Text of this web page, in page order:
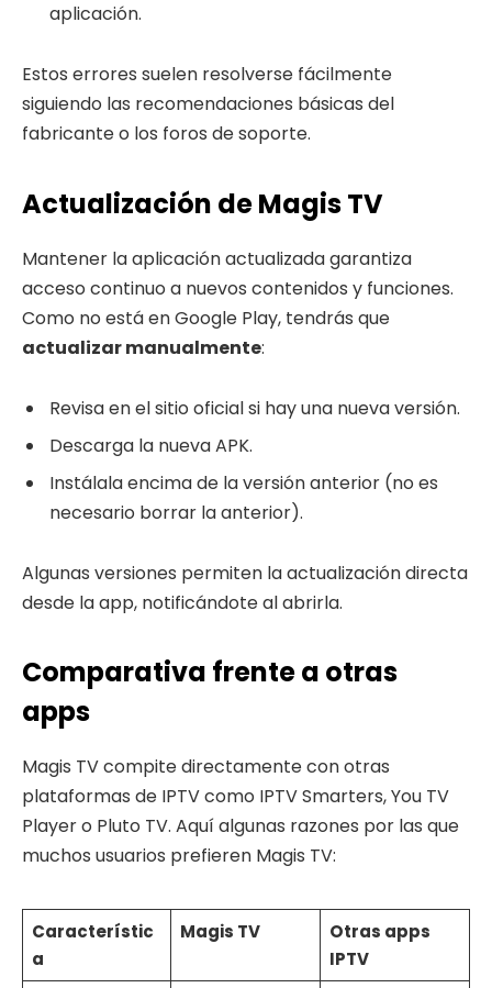
aplicación.
Estos errores suelen resolverse fácilmente
siguiendo las recomendaciones básicas del
fabricante o los foros de soporte.
Actualización de Magis TV
Mantener la aplicación actualizada garantiza
acceso continuo a nuevos contenidos y funciones.
Como no está en Google Play, tendrás que
actualizar manualmente:
Revisa en el sitio oficial si hay una nueva versión.
Descarga la nueva APK.
Instálala encima de la versión anterior (no es
necesario borrar la anterior).
Algunas versiones permiten la actualización directa
desde la app, notificándote al abrirla.
Comparativa frente a otras
apps
Magis TV compite directamente con otras
plataformas de IPTV como IPTV Smarters, You TV
Player o Pluto TV. Aquí algunas razones por las que
muchos usuarios prefieren Magis TV:
Característic
a
Magis TV
Otras apps
IPTV